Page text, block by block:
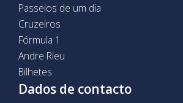
Passeios de um dia
Cruzeiros
Fórmula 1
Andre Rieu
Bilhetes
Dados de contacto